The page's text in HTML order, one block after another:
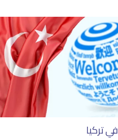
تركيا